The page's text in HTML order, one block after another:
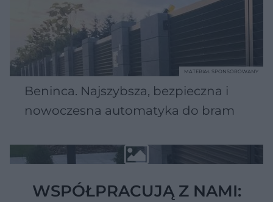
Beninca. Najszybsza, bezpieczna i
nowoczesna automatyka do bram
MATERIAŁ SPONSOROWANY
WSPÓŁPRACUJĄ Z NAMI: